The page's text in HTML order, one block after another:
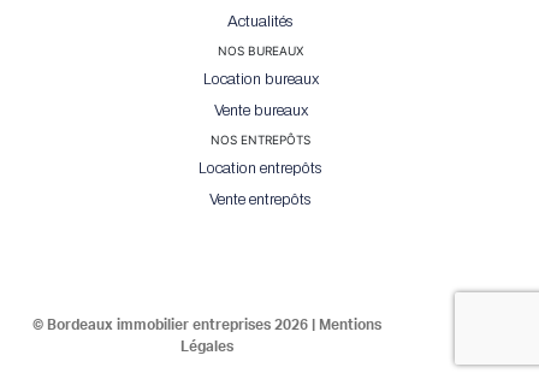
Actualités
NOS BUREAUX
Location bureaux
Vente bureaux
NOS ENTREPÔTS
Location entrepôts
Vente entrepôts
© Bordeaux immobilier entreprises 2026 |
Mentions
Légales